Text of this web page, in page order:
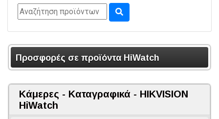
Προσφορές σε προϊόντα HiWatch
Κάμερες - Καταγραφικά - HIKVISION
HiWatch